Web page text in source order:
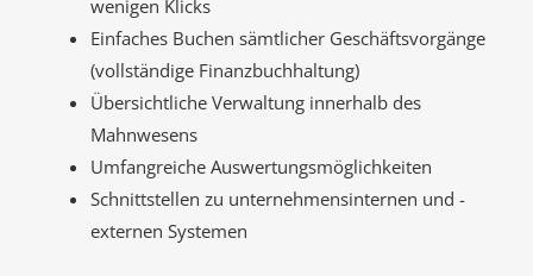
wenigen Klicks
Einfaches Buchen sämtlicher Geschäftsvorgänge
(vollständige Finanzbuchhaltung)
Übersichtliche Verwaltung innerhalb des
Mahnwesens
Umfangreiche Auswertungsmöglichkeiten
Schnittstellen zu unternehmensinternen und -
externen Systemen